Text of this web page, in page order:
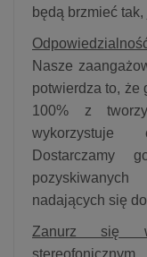
będą brzmieć
Nasze
potwierdza to, że
100% z
wykorzystuje
Dostarczamy
nadających się
Zanurz się w
stereofonicznym